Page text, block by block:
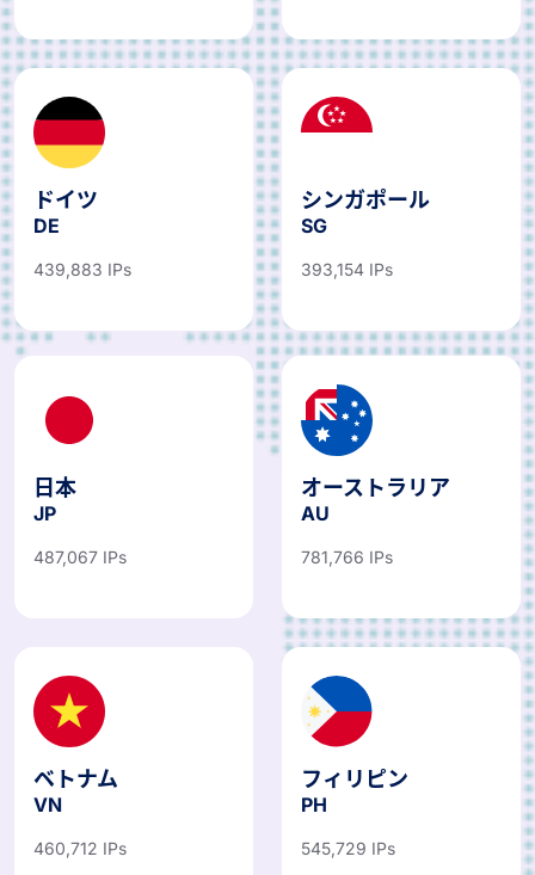
DE
シンガポール
SG
日本
JP
オーストラリア
AU
VN PH